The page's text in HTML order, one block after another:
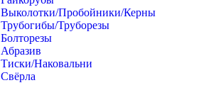
Выколотки/Пробойники/Керны
Трубогибы/Труборезы
Болторезы
Абразив
Тиски/Наковальни
Свёрла